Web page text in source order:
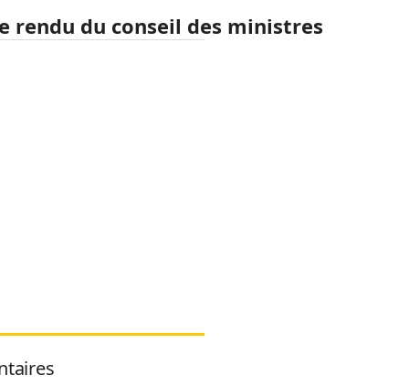
rendu du conseil des ministres